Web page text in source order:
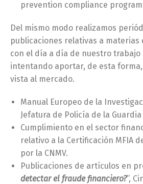
prevention compliance
Del mismo modo realizamos
publicaciones relativas a materias
con el día a día de nuestro trabajo
intentando aportar, de esta
vista al mercado.
Manual Europeo de la
Jefatura de Policía de la
Cumplimiento en el sector
relativo a la Certificación MFIA
por la CNMV.
Publicaciones de artículos en
detectar el fraude financiero?”,
Switch The